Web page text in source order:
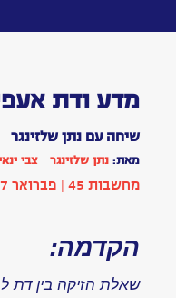
מדע
ודת
אעפי”כ
קונפליקט
מאת:
צבי
ינאי
שיחה